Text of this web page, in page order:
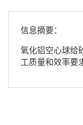
信息摘要：
氧化铝空心球给
工质量和效率要